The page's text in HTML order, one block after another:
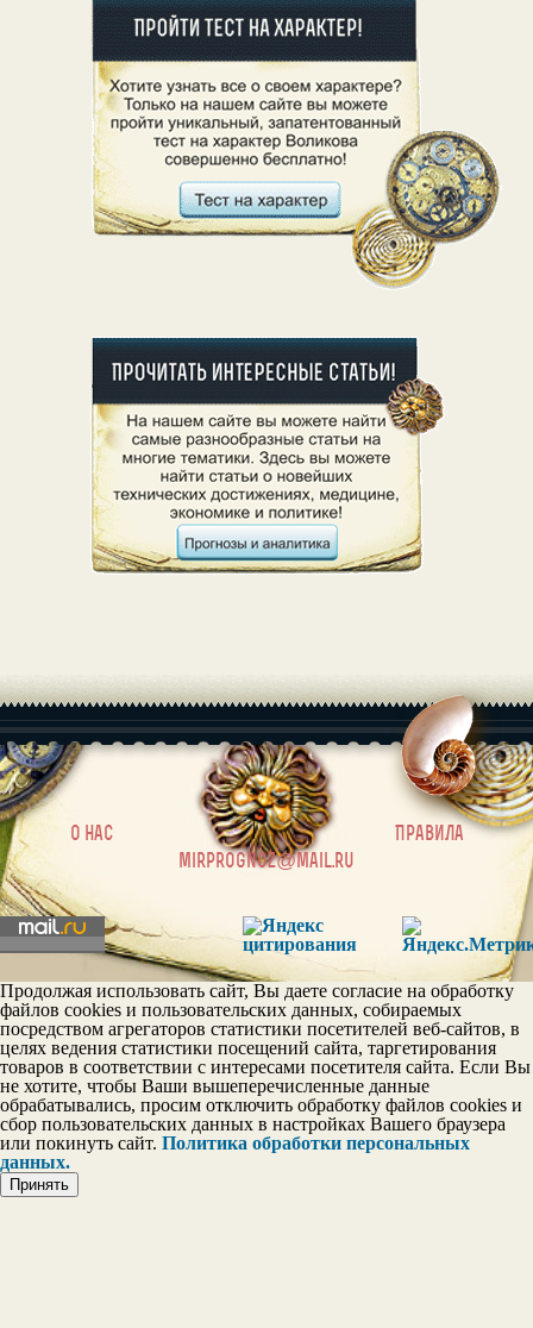
Постоянство в личных
отношениях
Шкала тактичности
О нас |
Правила
mirprognoz@mail.ru
Продолжая использовать сайт, Вы даете согласие на обработку
файлов cookies и пользовательских данных, собираемых
посредством агрегаторов статистики посетителей веб-сайтов, в
целях ведения статистики посещений сайта, таргетирования
товаров в соответствии с интересами посетителя сайта. Если Вы
не хотите, чтобы Ваши вышеперечисленные данные
обрабатывались, просим отключить обработку файлов cookies и
сбор пользовательских данных в настройках Вашего браузера
или покинуть сайт. Политика обработки персональных
данных.
Принять